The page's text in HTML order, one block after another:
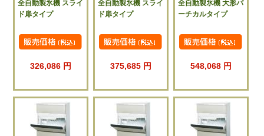
全自動製氷機 スライ
ド扉タイプ
326,086 円
全自動製氷機 スライ
ド扉タイプ
375,685 円
全自動製氷機 大形バ
ーチカルタイプ
548,068 円